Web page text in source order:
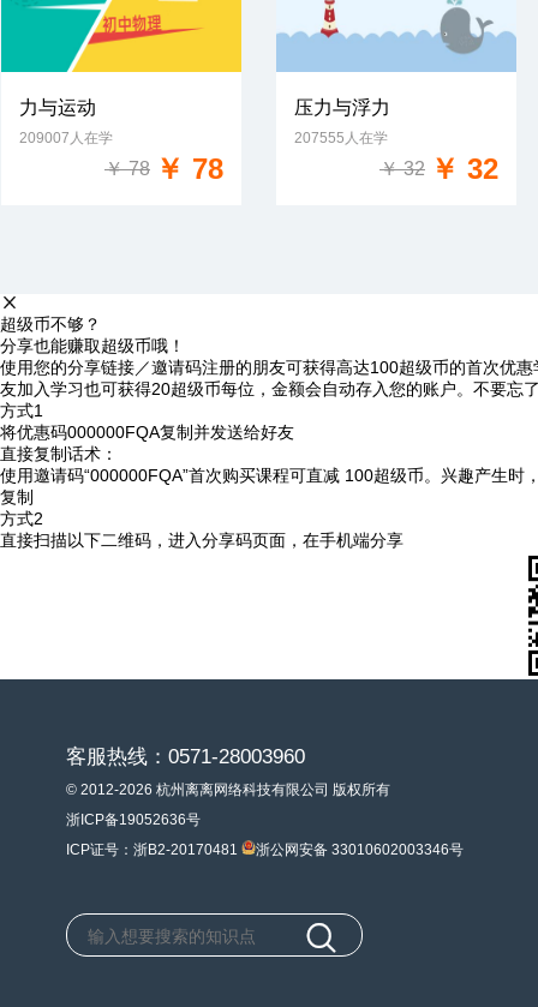
免费试学
力与运动
209007人在学
￥ 78 ￥ 78
免费试学
压力与浮力
207555人在学
￥ 32 ￥ 32
超级币不够？
分享也能赚取超级币哦！
使用您的分享链接／邀请码注册的朋友可获得高达100超级币的首次优
友加入学习也可获得20超级币每位，金额会自动存入您的账户。不要忘
方式1
将优惠码000000FQA复制并发送给好友
直接复制话术：
使用邀请码“000000FQA”首次购买课程可直减 100超级币。兴趣产生时
复制
方式2
直接扫描以下二维码，进入分享码页面，在手机端分享
客服热线：0571-28003960
© 2012-2026 杭州离离网络科技有限公司 版权所有
浙ICP备19052636号
ICP证号：浙B2-20170481
浙公网安备 33010602003346号